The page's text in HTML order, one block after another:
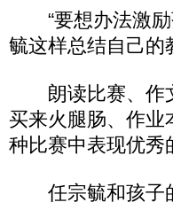
“要想办法激励
毓这样总结自己的
朗读比赛、作文
买来火腿肠、作业
种比赛中表现优秀
任宗毓和孩子的